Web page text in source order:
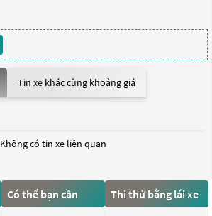
Tin xe khác cùng khoảng giá
Không có tin xe liên quan
Có thể bạn cần Thi thử bằng lái xe